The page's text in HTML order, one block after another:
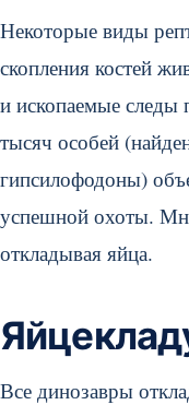
Некоторые виды
скопления костей
и ископаемые следы
тысяч особей
гипсилофодоны)
успешной охоты.
откладывая яйца.
Все динозавры